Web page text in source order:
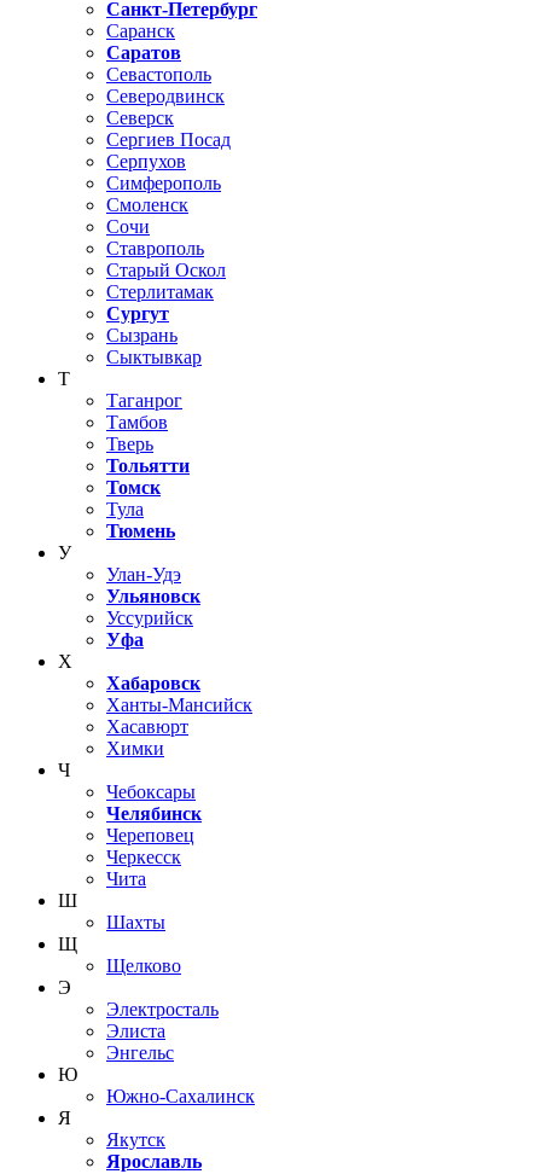
Санкт-Петербург
Саранск
Саратов
Севастополь
Северодвинск
Северск
Сергиев Посад
Серпухов
Симферополь
Смоленск
Сочи
Ставрополь
Старый Оскол
Стерлитамак
Сургут
Сызрань
Сыктывкар
Т
Таганрог
Тамбов
Тверь
Тольятти
Томск
Тула
Тюмень
У
Улан-Удэ
Ульяновск
Уссурийск
Уфа
Х
Хабаровск
Ханты-Мансийск
Хасавюрт
Химки
Ч
Чебоксары
Челябинск
Череповец
Черкесск
Чита
Ш
Шахты
Щ
Щелково
Э
Электросталь
Элиста
Энгельс
Ю
Южно-Сахалинск
Я
Якутск
Ярославль